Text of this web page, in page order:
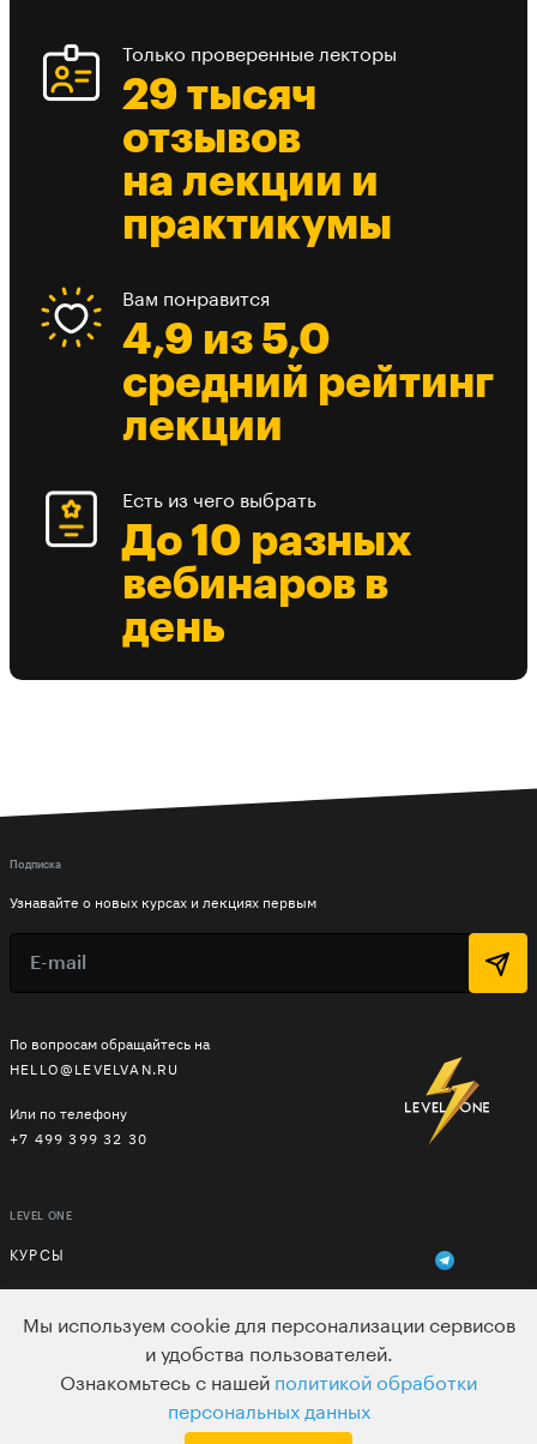
Только проверенные лекторы
29 тысяч
отзывов
на лекции и
практикумы
Вам понравится
4,9 из 5,0
средний рейтинг
лекции
Есть из чего выбрать
До 10 разных
вебинаров в
день
По вопросам обращайтесь на
HELLO@LEVELVAN.RU
Или по телефону
+7 499 399 32 30
LEVEL ONE
КУРСЫ
ВАКАНСИИ
ПОЛЬЗОВАТЕЛЬСКОЕ СОГЛАШЕНИЕ
Подписка
Узнавайте о новых курсах и лекциях первым
Мы используем cookie для персонализации сервисов
и удобства пользователей.
Ознакомьтесь с нашей политикой обработки
персональных данных